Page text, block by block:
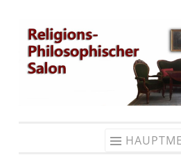
Zum
Inhalt
springen